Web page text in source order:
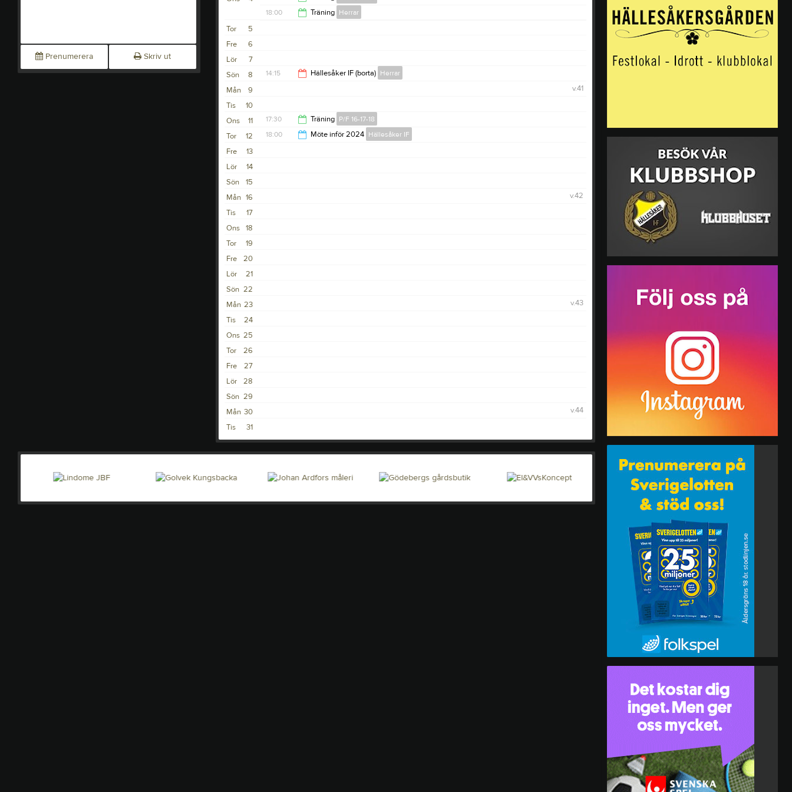
Prenumerera Skriv ut
18:00 Träning Herrar
5
Tor
6
Fre
7
Lör
8
Sön 14:15 Hällesåker IF (borta) Herrar
9
Mån
v.41
10
Tis
11
Ons 17:30 Träning P/F 16-17-18
12
Tor 18:00 Möte inför 2024 Hällesåker IF
13
Fre
14
Lör
15
Sön
16
Mån
v.42
17
Tis
18
Ons
19
Tor
20
Fre
21
Lör
22
Sön
23
Mån
v.43
24
Tis
25
Ons
26
Tor
27
Fre
28
Lör
29
Sön
30
Mån
v.44
31
Tis